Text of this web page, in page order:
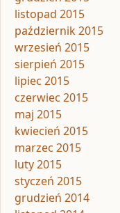
listopad 2015
październik 2015
wrzesień 2015
sierpień 2015
lipiec 2015
czerwiec 2015
maj 2015
kwiecień 2015
marzec 2015
luty 2015
styczeń 2015
grudzień 2014